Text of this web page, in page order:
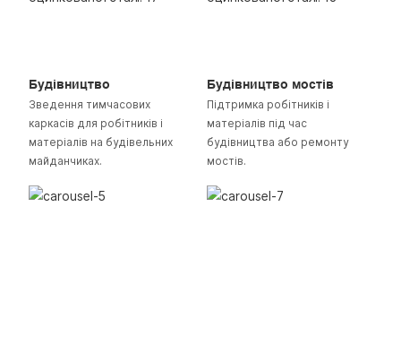
Будівництво
Зведення тимчасових
каркасів для робітників і
матеріалів на будівельних
майданчиках.
Будівництво мостів
Підтримка робітників і
матеріалів під час
будівництва або ремонту
мостів.